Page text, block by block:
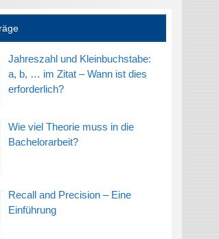
Jahreszahl und Kleinbuchstabe:
a, b, … im Zitat – Wann ist dies
erforderlich?
Wie viel Theorie muss in die
Bachelorarbeit?
Recall and Precision – Eine
Einführung